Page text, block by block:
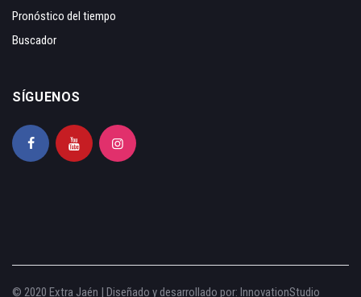
Pronóstico del tiempo
Buscador
SÍGUENOS
© 2020 Extra Jaén | Diseñado y desarrollado por: InnovationStudio